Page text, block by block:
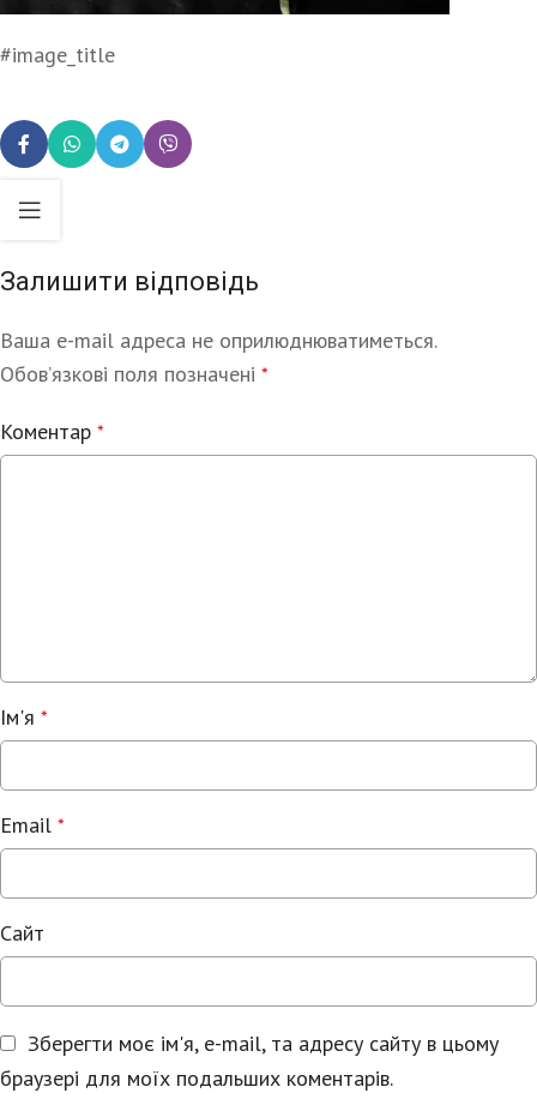
#image_title
Залишити відповідь
Ваша e-mail адреса не оприлюднюватиметься.
Обов’язкові поля позначені *
Коментар *
Ім'я *
Email *
Сайт
Зберегти моє ім'я, e-mail, та адресу сайту в цьому
браузері для моїх подальших коментарів.
Alternative: